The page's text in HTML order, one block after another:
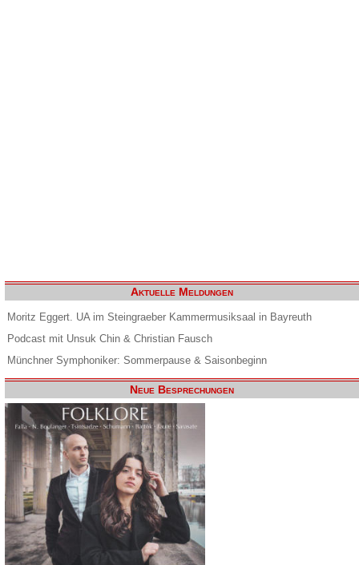
Aktuelle Meldungen
Moritz Eggert. UA im Steingraeber Kammermusiksaal in Bayreuth
Podcast mit Unsuk Chin & Christian Fausch
Münchner Symphoniker: Sommerpause & Saisonbeginn
Neue Besprechungen